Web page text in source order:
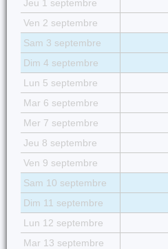
Jeu 1 septembre
Ven 2 septembre
Sam 3 septembre
Dim 4 septembre
Lun 5 septembre
Mar 6 septembre
Mer 7 septembre
Jeu 8 septembre
Ven 9 septembre
Sam 10 septembre
Dim 11 septembre
Lun 12 septembre
Mar 13 septembre